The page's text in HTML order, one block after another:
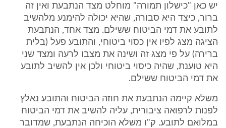
יש כאן "כישלון תמורה" מוחלט מצד הנתבעת ואין זה
ברור, כיצד היא סבורה, שהיא יכולה להימנע מלהשיב
לתובע את דמי הביטוח ששילם. מצד אחד, הנתבעת
הציגה מצג לפיו אין כסוי ביטוחי, והתובע פעל (בלית
ברירה) על פי מצג זה ושינה את מצבו לרעה ומצד שני
היא טוענת, שהיה כיסוי ביטוחי ולכן אין להשיב לתובע
את דמי הביטוח ששילם.
משלא קיימה הנתבעת את חוזה הביטוח והתובע נאלץ
לפנות לרפואה ציבורית, עליה להשיב את דמי הביטוח
במלואם לתובע. ק"ו משלא הוכיחה הנתבעת, שמדובר